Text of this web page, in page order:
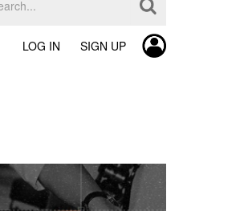
LOG IN SIGN UP